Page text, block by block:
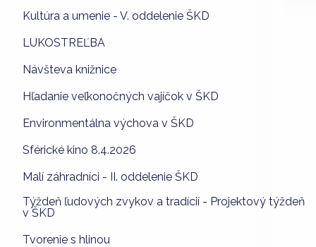
Kultúra a umenie - V. oddelenie ŠKD
LUKOSTREĽBA
Návšteva knižnice
Hľadanie veľkonočných vajíčok v ŠKD
Environmentálna výchova v ŠKD
Sférické kino 8.4.2026
Malí záhradníci - II. oddelenie ŠKD
Týždeň ľudových zvykov a tradícií - Projektový týždeň
v ŠKD
Tvorenie s hlinou